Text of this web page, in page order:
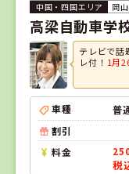
岡
高梁自動車学
テレビで話
レ付！ 1月
車種
普
割引
料金
税